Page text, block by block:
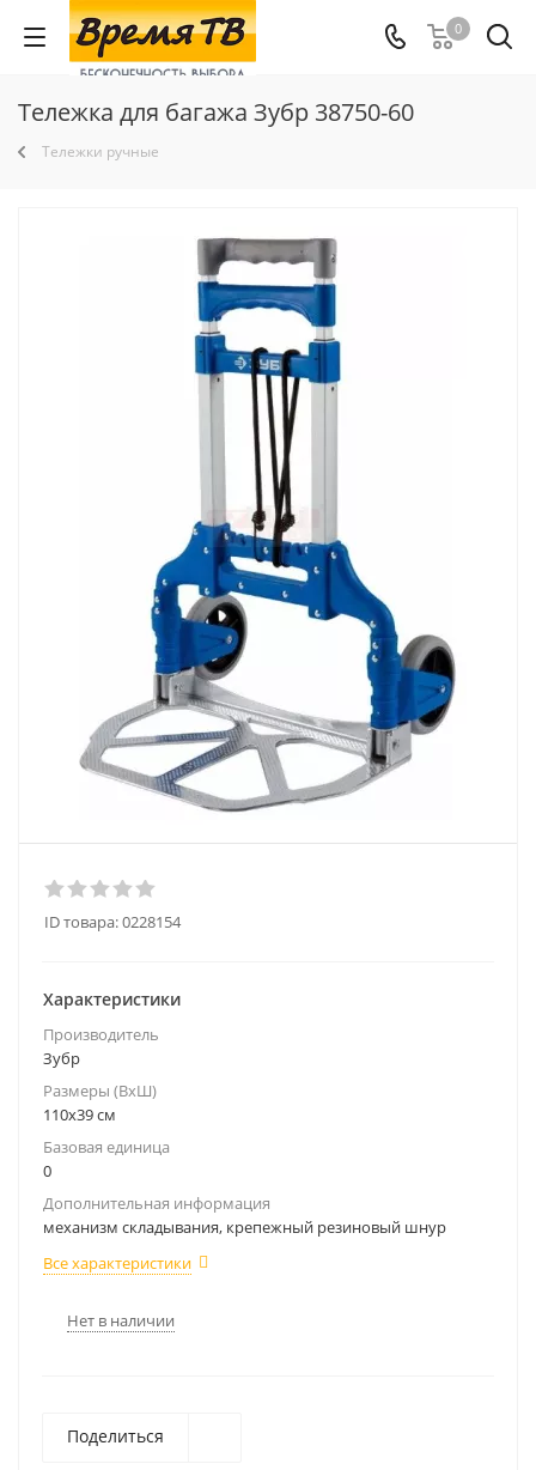
0
Тележка для багажа Зубр 38750-60
Тележки ручные
ID товара:0228154
Характеристики
Производитель
Зубр
Размеры (ВхШ)
110х39 см
Базовая единица
0
Дополнительная информация
механизм складывания, крепежный резиновый шнур
Все характеристики
Нет в наличии
Поделиться